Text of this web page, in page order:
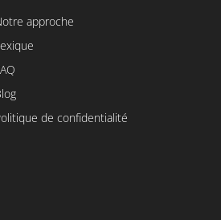
approche
de confidentialité